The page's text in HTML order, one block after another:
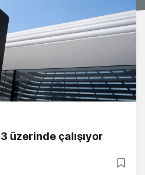
üzerinde çalışıyor